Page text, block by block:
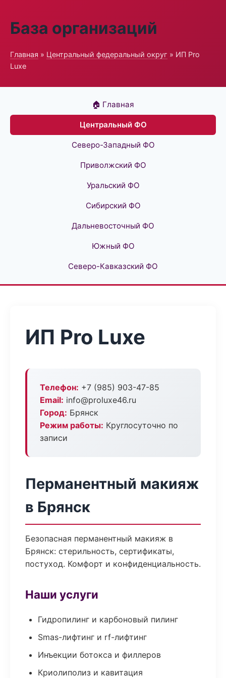
База организаций
Главная » Центральный федеральный округ » ИП Pro
Luxe
🏠 Главная
Центральный ФО
Северо-Западный ФО
Приволжский ФО
Уральский ФО
Сибирский ФО
Дальневосточный ФО
Южный ФО
Северо-Кавказский ФО
ИП Pro Luxe
Телефон: +7 (985) 903-47-85
Email: info@proluxe46.ru
Город: Брянск
Режим работы: Круглосуточно по
записи
Перманентный макияж
в Брянск
Безопасная перманентный макияж в
Брянск: стерильность, сертификаты,
постуход. Комфорт и конфиденциальность.
Наши услуги
Гидропилинг и карбоновый пилинг
Smas-лифтинг и rf-лифтинг
Инъекции ботокса и филлеров
Криолиполиз и кавитация